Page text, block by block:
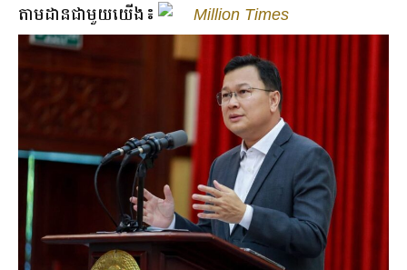
តាមដានជាមួយយើង៖ Million Times